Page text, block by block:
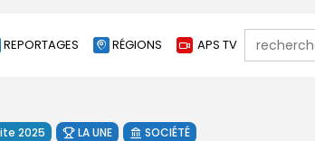
REPORTAGES RÉGIONS APS TV
Search
for:
2025 LA UNE SOCIÉTÉ